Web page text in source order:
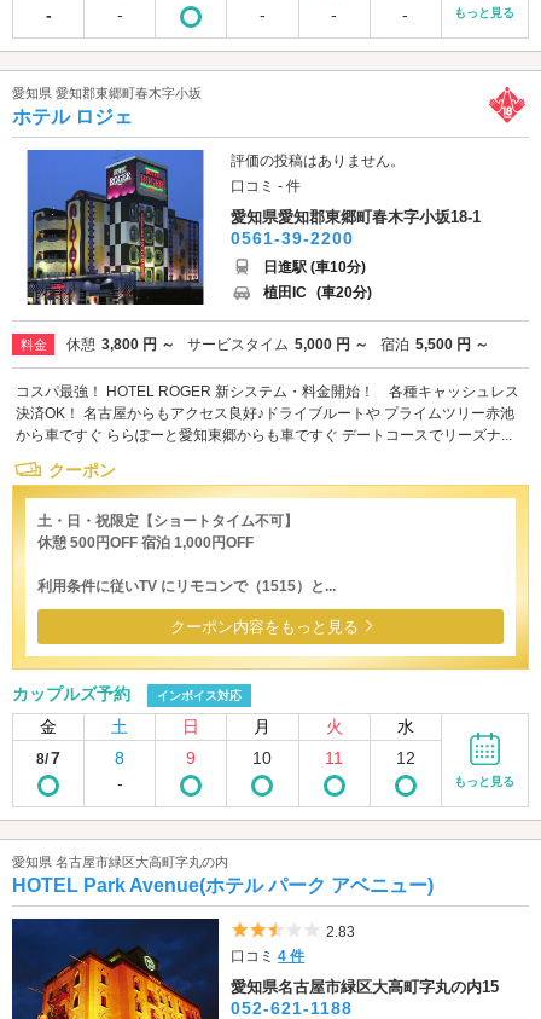
-
-
-
-
-
もっと見る
愛知県 愛知郡東郷町春木字小坂
ホテル ロジェ
評価の投稿はありません。
口コミ - 件
愛知県愛知郡東郷町春木字小坂18-1
0561-39-2200
日進駅 (車10分)
植田IC (車20分)
料金 休憩 3,800 円 ～ サービスタイム 5,000 円 ～ 宿泊 5,500 円 ～
コスパ最強！ HOTEL ROGER 新システム・料金開始！ 各種キャッシュレス
決済OK！ 名古屋からもアクセス良好♪ドライブルートや プライムツリー赤池
から車ですぐ ららぽーと愛知東郷からも車ですぐ デートコースでリーズナ...
クーポン
土・日・祝限定【ショートタイム不可】
休憩 500円OFF 宿泊 1,000円OFF
利用条件に従いTV にリモコンで（1515）と...
クーポン内容をもっと見る
カップルズ予約 インボイス対応
金 土 日 月 火 水
8/7
8
-
9 10 11 12
もっと見る
愛知県 名古屋市緑区大高町字丸の内
HOTEL Park Avenue(ホテル パーク アベニュー)
5つ星のうち2.5
2.83
口コミ4 件
愛知県名古屋市緑区大高町字丸の内15
052-621-1188